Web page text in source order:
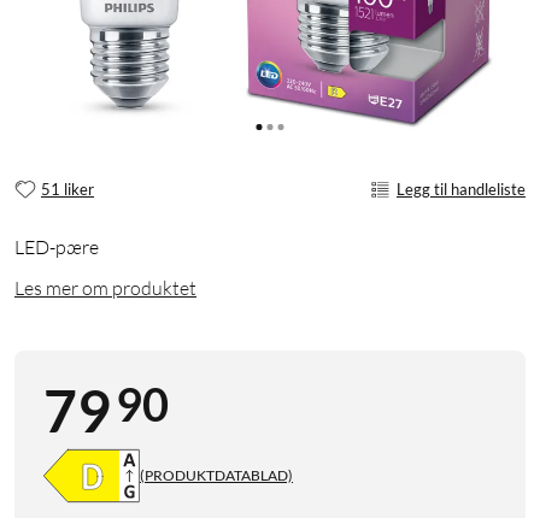
51 liker Legg til handleliste
LED-pære
Les mer om produktet
7990
(PRODUKTDATABLAD)